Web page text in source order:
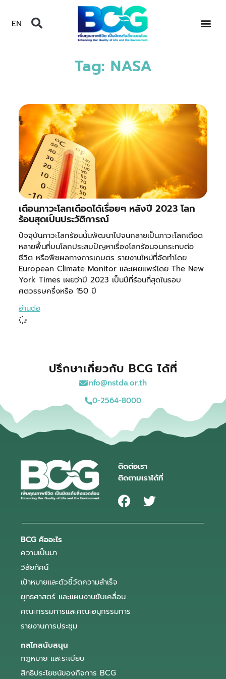
EN
Tag: NASA
เตือนภาวะโลกเดือดได้เรื่อยๆ หลังปี 2023 โลก
ร้อนสุดเป็นประวัติการณ์
ปัจจุบันภาวะโลกร้อนนั้นพัฒนาไปจนกลายเป็นภาวะโลกเดือด
หลายพื้นที่บนโลกประสบปัญหาเรื่องโลกร้อนจนกระทบต่อ
ชีวิต หรือพืชผลทางการเกษตร รายงานใหม่ที่จัดทำโดย
European Climate Monitor และเผยแพร่โดย The New
York Times เผยว่าปี 2023 เป็นปีที่ร้อนที่สุดในรอบ
ศตวรรษครึ่งหรือ 150 ปี
อ่านต่อ
ปรึกษาเกี่ยวกับ BCG ได้ที่
info@nstda.or.th
0-2564-8000
ติดต่อเรา
ติดตามเราได้ที่
BCG คืออะไร
ความเป็นมา
วิสัยทัศน์
เป้าหมายและตัวชี้วัดความสำเร็จ
ยุทธศาสตร์ และแผนงานขับเคลื่อน
คณะกรรมการและคณะอนุกรรมการ
รายงานการประชุม
กลไกสนับสนุน
กฎหมาย และระเบียบ
สิทธิประโยชน์ของกิจการ BCG